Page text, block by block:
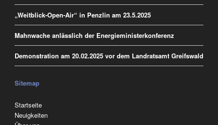
„Weitblick-Open-Air“ in Penzlin am 23.5.2025
Mahnwache anlässlich der Energieministerkonferenz
Demonstration am 20.02.2025 vor dem Landratsamt Greifswald
Sitemap
Navigation
überspringen
Startseite
Neuigkeiten